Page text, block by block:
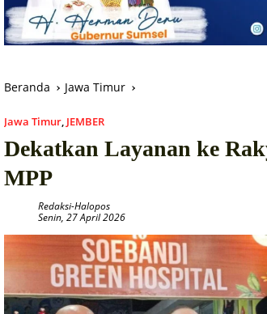
Beranda Jawa Timur
Jawa Timur, JEMBER
Dekatkan Layanan ke
MPP
Redaksi-Halopos
Senin, 27 April 2026